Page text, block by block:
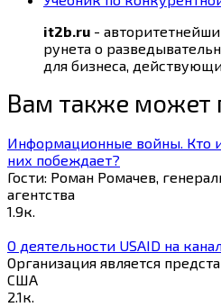
it2b.ru -
рунета о
для бизнеса,
Вам также может
Информационные войны. Кто
них побеждает?
Гости: Роман Ромачев,
агентства
1.9к.
О деятельности USAID на
Организация является
США
2.1к.